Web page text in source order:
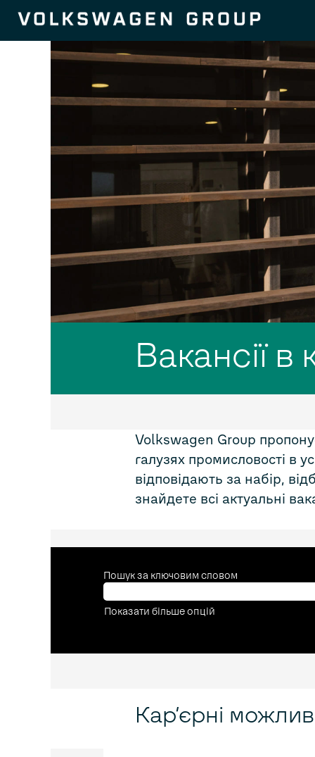
Вакансії в
Volkswagen Group
галузях промисловості в
відповідають за набір,
знайдете всі актуальні
Пошук за ключовим словом
Показати більше опцій
Кар’єрні